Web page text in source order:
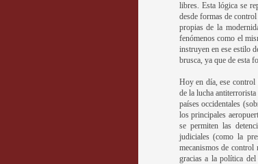
libres. Esta lógica se
desde formas de
propias de la
fenómenos como el
instruyen en ese estilo
brusca, ya que de esta
Hoy en día, ese
de la lucha
países occidentales
los principales
se permiten las
judiciales (como la
mecanismos de
gracias a la política